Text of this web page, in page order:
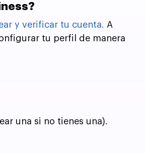
y verificar tu cuenta. A
tu perfil de manera
una si no tienes una).